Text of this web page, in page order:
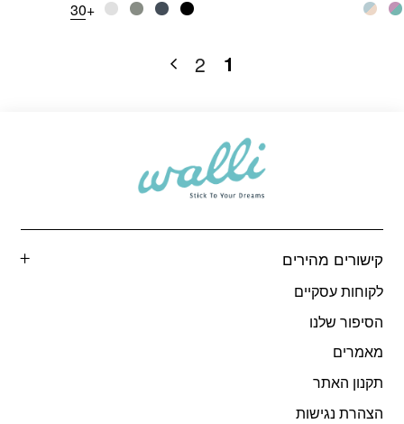
+30
1
2
קישורים מהירים
לקוחות עסקיים
הסיפור שלנו
מאמרים
תקנון האתר
הצהרת נגישות